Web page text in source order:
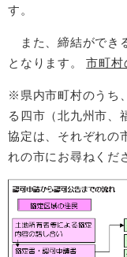
す。
また、締結ができ
となります。市町村
※県内市町村のうち
る四市（北九州市、
協定は、それぞれの
れの市にお尋ねくだ